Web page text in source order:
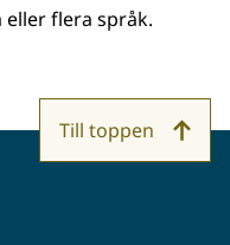
eller flera språk.
Till toppen